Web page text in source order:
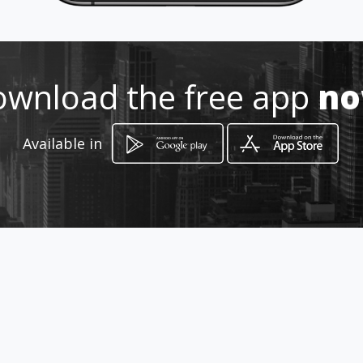
212456733
http://www.becaled.pt
Location -
the free app
Available in